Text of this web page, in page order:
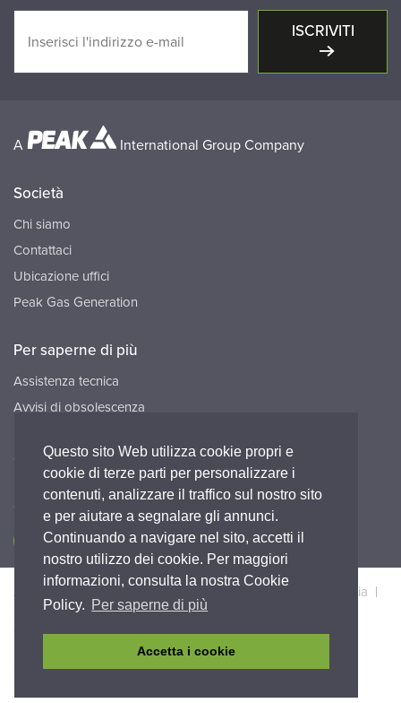
Questo sito Web utilizza cookie propri e
cookie di terze parti per personalizzare i
contenuti, analizzare il traffico sul nostro sito
e per aiutare a segnalare gli annunci.
Continuando a navigare nel sito, accetti il ​​
nostro utilizzo dei cookie. Per maggiori
informazioni, consulta la nostra Cookie
Policy. Per saperne di più
Accetta i cookie
ISCRIVITI
A International Group Company
Società
Chi siamo
Contattaci
Ubicazione uffici
Peak Gas Generation
Per saperne di più
Assistenza tecnica
Avvisi di obsolescenza
Opportunità di lavoro
Connettiti con noi
Accessibilità Politica sulla riservatezza
Garanzia
Conformità
Sezione 172 Dichiarazione
Termini e Condizioni
© Copyright 2026 Peak Scientific Instruments. All rights